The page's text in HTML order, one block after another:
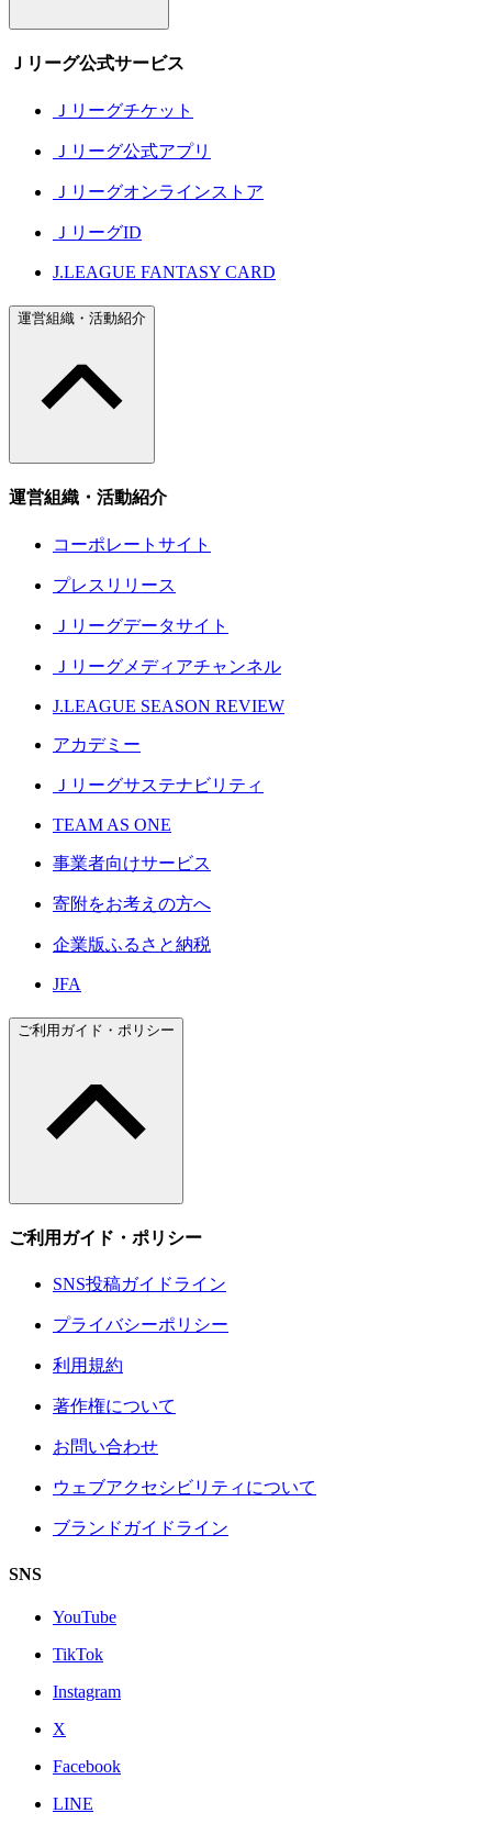
Ｊリーグ公式サービス
Ｊリーグチケット
Ｊリーグ公式アプリ
Ｊリーグオンラインストア
ＪリーグID
J.LEAGUE FANTASY CARD
運営組織・活動紹介
運営組織・活動紹介
コーポレートサイト
プレスリリース
Ｊリーグデータサイト
Ｊリーグメディアチャンネル
J.LEAGUE SEASON REVIEW
アカデミー
Ｊリーグサステナビリティ
TEAM AS ONE
事業者向けサービス
寄附をお考えの方へ
企業版ふるさと納税
JFA
ご利用ガイド・ポリシー
ご利用ガイド・ポリシー
SNS投稿ガイドライン
プライバシーポリシー
利用規約
著作権について
お問い合わせ
ウェブアクセシビリティについて
ブランドガイドライン
SNS
YouTube
TikTok
Instagram
X
Facebook
LINE